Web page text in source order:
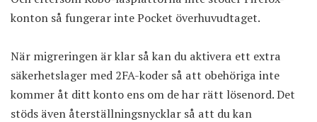
konton så fungerar inte Pocket överhuvudtaget.
När migreringen är klar så kan du aktivera ett extra
säkerhetslager med 2FA-koder så att obehöriga inte
kommer åt ditt konto ens om de har rätt lösenord. Det
stöds även återställningsnycklar så att du kan